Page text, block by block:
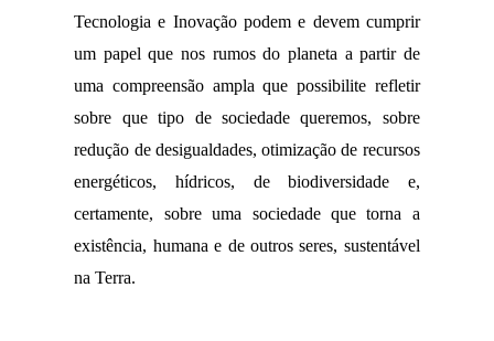
Tecnologia e Inovação podem e devem cumprir
um papel que nos rumos do planeta a partir de
uma compreensão ampla que possibilite refletir
sobre que tipo de sociedade queremos, sobre
redução de desigualdades, otimização de recursos
energéticos, hídricos, de biodiversidade e,
certamente, sobre uma sociedade que torna a
existência, humana e de outros seres, sustentável
na Terra.